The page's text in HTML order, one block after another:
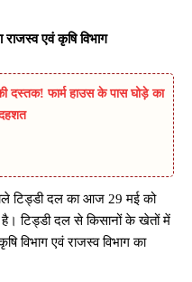
एवं कृषि विभाग
दस्तक! फार्म हाउस के पास घोड़े का
टिड्डी दल का आज 29 मई को
टिड्डी दल से किसानों के खेतों में
विभाग एवं राजस्व विभाग का